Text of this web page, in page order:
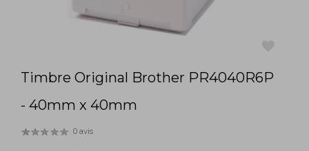
Timbre Original Brother PR4040R6P
- 40mm x 40mm
0 avis